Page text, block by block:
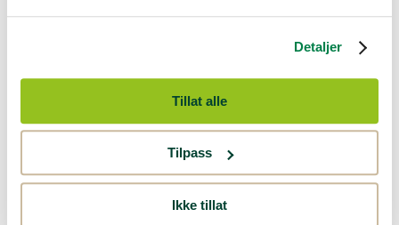
Detaljer
Tillat alle
Tilpass
Ikke tillat
BondeKompaniet erFelleskjøpet Rogaland Agdersitt butikkonsept
BondeKompaniet har det du trenger av praktisk utstyr, reparasjon og
gode råd innenfor hus og hage, fritid, kjæledyr og landbruk.
Nyhetsbrev!Meld deg på vårtnyhetsbrev.
Mandag - Fredag kl. 08-15